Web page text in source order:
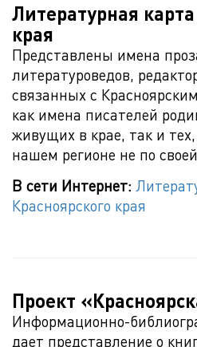
Литературная
края
Представлены имена
литературоведов,
связанных с
как имена писателей
живущих в крае, так и тех,
нашем регионе не по
В сети Интернет:
Красноярского края
Проект
Информационно-
дает представление о